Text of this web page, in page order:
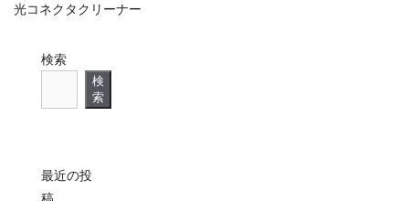
光コネクタクリーナー
検索
検
索
最近の投